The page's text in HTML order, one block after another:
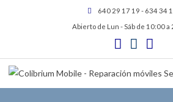
640 29 17 19 - 634 34
Abierto de Lun - Sáb de 10:00 a